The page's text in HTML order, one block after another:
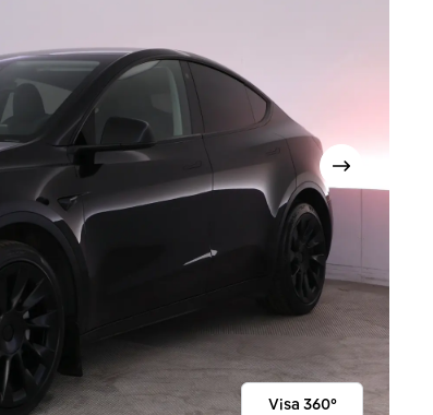
Visa nästa bild
Visa 360°